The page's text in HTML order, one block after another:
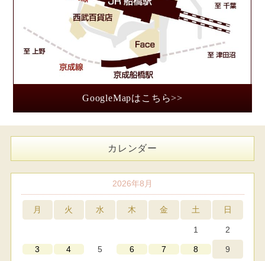
GoogleMapはこちら>>
カレンダー
2026年8月
月 火 水 木 金 土 日
1 2
3 4 5 6 7 8 9